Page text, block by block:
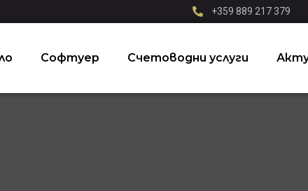
+359 889 217 379
Софтуер Счетоводни услуги